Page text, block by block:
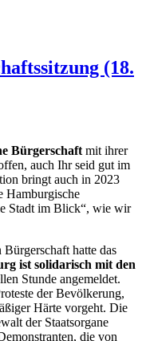
(18.
Bürgerschaft mit ihrer
auch Ihr seid gut im
bringt auch in 2023
Hamburgische
Stadt im Blick“, wie wir
hatte das
ist solidarisch mit den
Stunde angemeldet.
der Bevölkerung,
Härte vorgeht. Die
der Staatsorgane
die von